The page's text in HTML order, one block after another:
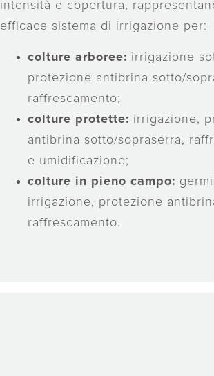
intensità e copertura,
efficace sistema di irrigazione per:
colture arboree: irrigazione
protezione antibrina sotto/
raffrescamento;
colture protette: irrigazione,
antibrina sotto/sopraserra,
e umidificazione;
colture in pieno campo:
irrigazione, protezione
raffrescamento.